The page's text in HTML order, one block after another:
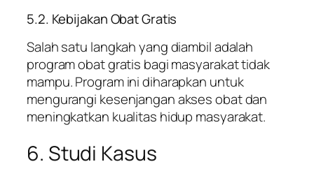
5.2. Kebijakan Obat Gratis
Salah satu langkah yang diambil adalah
program obat gratis bagi masyarakat tidak
mampu. Program ini diharapkan untuk
mengurangi kesenjangan akses obat dan
meningkatkan kualitas hidup masyarakat.
6. Studi Kasus